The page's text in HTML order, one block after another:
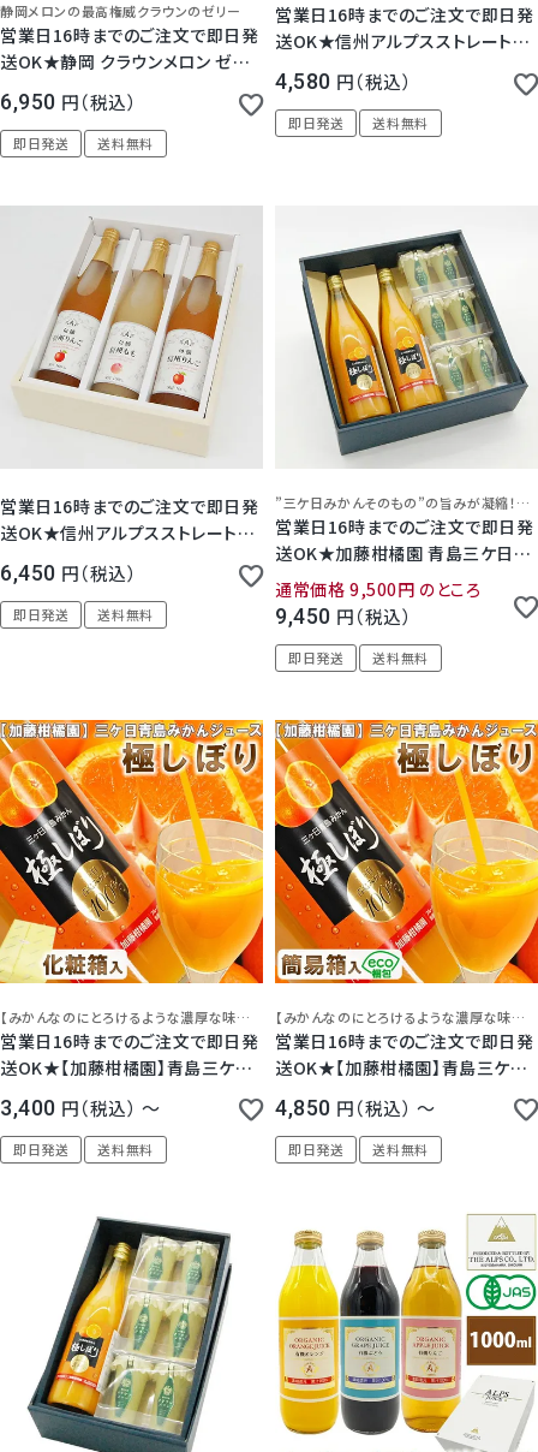
静岡メロンの最高権威クラウンのゼリー
営業日16時までのご注文で即日発
送OK★静岡 クラウンメロン ゼリ
ー エスト 10個セット (化粧箱入り)
6,950 税込
即日発送 送料無料
営業日16時までのご注文で即日発
送OK★信州アルプスストレートフ
ルーツジュース2本セット 桃 りんご
ぶどう 100％ ストレート 長野県産
信州アルプス 即日発送 宅配 母の
岸 満中陰志 志 お返し
4,580 税込
即日発送 送料無料
営業日16時までのご注文で即日発
送OK★信州アルプスストレートフ
ルーツジュース3本セット 桃 りんご
ぶどう 100％ ストレート 長野県産
信州アルプス 即日発送 宅配 母の
岸 満中陰志 志 お返し
6,450 税込
即日発送 送料無料
”三ケ日みかんそのもの”の旨みが凝縮！青島みかんの濃厚なjジュースと芳醇で上品、お洒落なクラウンメロンゼリーの詰め合わせ
営業日16時までのご注文で即日発
送OK★加藤柑橘園 青島三ケ日み
かんジュース『極しぼり』 2本 ＆ク
ラウンメロンゼリーエスト 化粧箱
入り 敬老の日 ストレート みかん
100% ジュース 無添加 三ヶ日 高
事 法要 日持ち 16時まで
通常価格 9,500 のところ
9,450 税込
即日発送 送料無料
【みかんなのにとろけるような濃厚な味わいが絶品】
営業日16時までのご注文で即日発
送OK★【加藤柑橘園】青島三ケ日
みかんジュース『極しぼり』 1本/2
本/3本化粧箱入り
3,400 税込 〜
即日発送 送料無料
【みかんなのにとろけるような濃厚な味わいが絶品】
営業日16時までのご注文で即日発
送OK★【加藤柑橘園】青島三ケ日
みかんジュース『極しぼり』 2本/3
本/6本セット(簡易梱包)
4,850 税込 〜
即日発送 送料無料